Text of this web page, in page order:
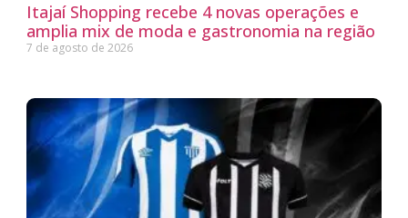
Itajaí Shopping recebe 4 novas operações e
amplia mix de moda e gastronomia na região
7 de agosto de 2026